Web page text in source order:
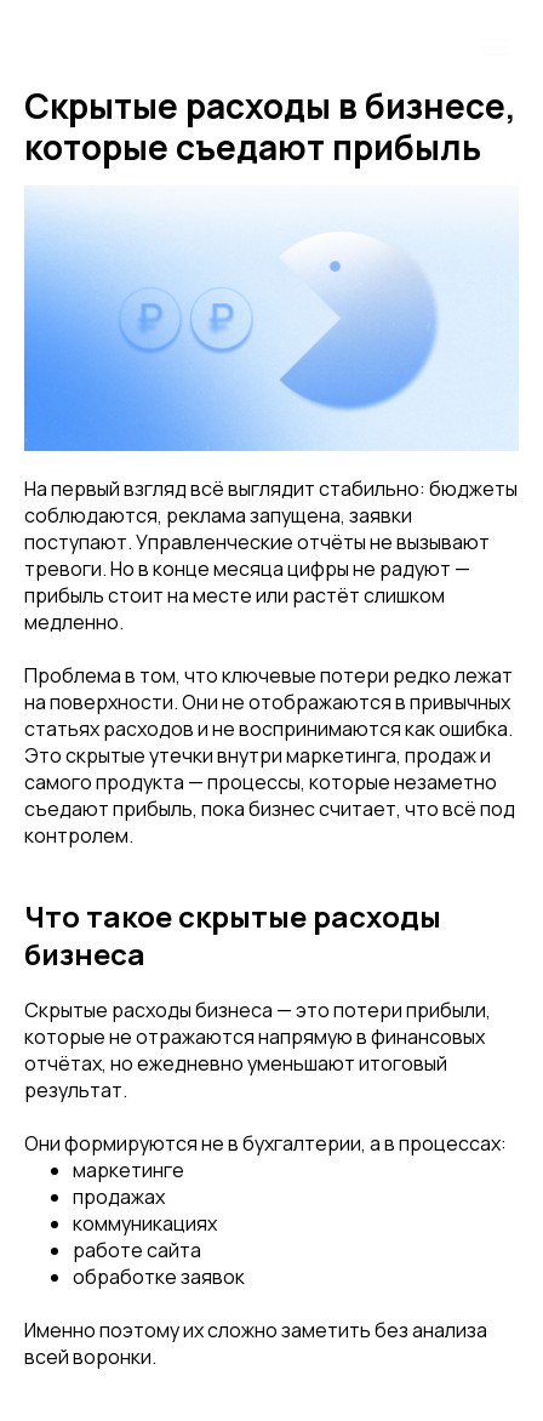
Скрытые расходы в бизнесе,
которые съедают прибыль
На первый взгляд всё выглядит стабильно: бюджеты
соблюдаются, реклама запущена, заявки
поступают. Управленческие отчёты не вызывают
тревоги. Но в конце месяца цифры не радуют —
прибыль стоит на месте или растёт слишком
медленно.
Проблема в том, что ключевые потери редко лежат
на поверхности. Они не отображаются в привычных
статьях расходов и не воспринимаются как ошибка.
Это скрытые утечки внутри маркетинга, продаж и
самого продукта — процессы, которые незаметно
съедают прибыль, пока бизнес считает, что всё под
контролем.
Что такое скрытые расходы
бизнеса
Скрытые расходы бизнеса — это потери прибыли,
которые не отражаются напрямую в финансовых
отчётах, но ежедневно уменьшают итоговый
результат.
Они формируются не в бухгалтерии, а в процессах:
маркетинге
продажах
коммуникациях
работе сайта
обработке заявок
Именно поэтому их сложно заметить без анализа
всей воронки.